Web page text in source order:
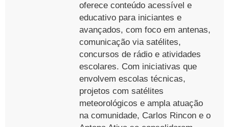
oferece conteúdo acessível e
educativo para iniciantes e
avançados, com foco em antenas,
comunicação via satélites,
concursos de rádio e atividades
escolares. Com iniciativas que
envolvem escolas técnicas,
projetos com satélites
meteorológicos e ampla atuação
na comunidade, Carlos Rincon e o